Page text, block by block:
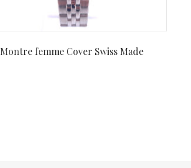
Montre femme Cover Swiss Made